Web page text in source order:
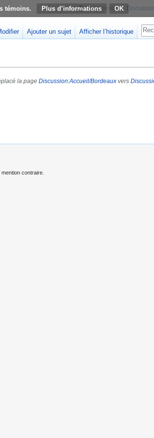
témoins. Plus d’informations
la page Discussion:Accueil/Bordeauxvers
Non connecté
Ajouter un sujet Afficher l’historique
mention contraire.